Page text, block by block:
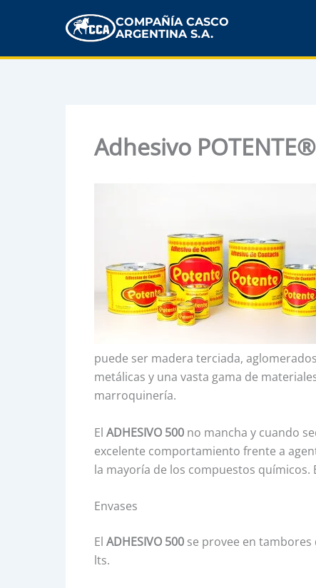
COMPAÑÍA CASCO
ARGENTINA S.A.
Adhesivo
puede ser madera terciada,
metálicas y una vasta gama de
marroquinería.
El ADHESIVO 500 no mancha y cuando
excelente comportamiento frente a
la mayoría de los compuestos
Envases
El ADHESIVO 500 se provee en tambores
lts.